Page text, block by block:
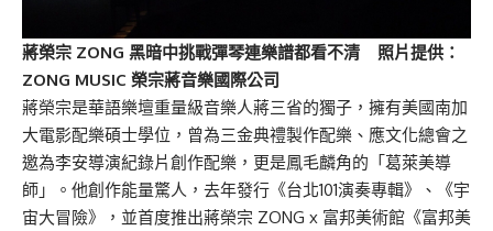
蔣榮宗 ZONG 黑暗中挑戰彈琴連樂譜都看不清 照片提供：
ZONG MUSIC 榮宗蔣音樂國際公司
蔣榮宗是華語樂壇重量級音樂人蔣三省的獨子，擁有美國南加
大電影配樂碩士學位，曾為三金典禮製作配樂、應文化總會之
邀為李安導演紀錄片創作配樂，更是鳳毛麟角的「葛萊美導
師」。他創作能量驚人，去年發行《台北101演奏專輯》、《宇
宙大冒險》，並首度推出蔣榮宗 ZONG x 富邦美術館《富邦美